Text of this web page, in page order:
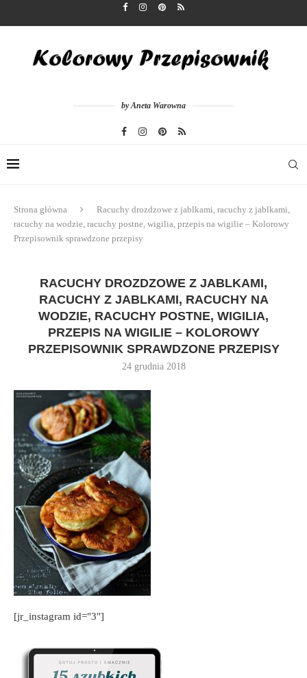
by Aneta Warowna
Strona główna
Racuchy drozdzowe z jablkami, racuchy z jablkami,
racuchy na wodzie, racuchy postne, wigilia, przepis na wigilie – Kolorowy
Przepisownik sprawdzone przepisy
RACUCHY DROZDZOWE Z JABLKAMI,
RACUCHY Z JABLKAMI, RACUCHY NA
WODZIE, RACUCHY POSTNE, WIGILIA,
PRZEPIS NA WIGILIE – KOLOROWY
PRZEPISOWNIK SPRAWDZONE PRZEPISY
24 grudnia 2018
[jr_instagram id="3"]